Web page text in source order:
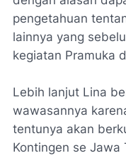
pengetahuan
lainnya yang
kegiatan Pramuka
Lebih lanjut Lina
wawasannya
tentunya akan
Kontingen se Jawa